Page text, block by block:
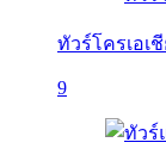
ทัวร์โครเอเชี
9